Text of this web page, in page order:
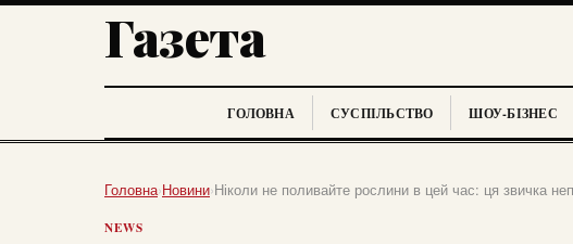
Газета
ГОЛОВНА СУСПІЛЬСТВО ШОУ-БІЗНЕС
Головна›Новини›Ніколи не поливайте рослини в цей час: ця звичка
NEWS